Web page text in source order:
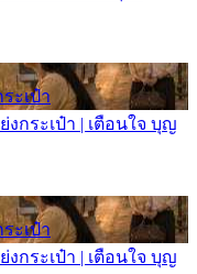
ะเป๋า
งกระเป๋า | เตือนใจ บุญ
ะเป๋า
งกระเป๋า | เตือนใจ บุญ